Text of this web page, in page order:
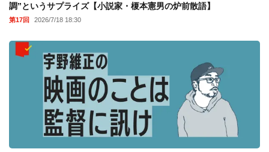
調”というサプライズ【小説家・榎本憲男の炉前散語】
第17回 2026/7/18 18:30